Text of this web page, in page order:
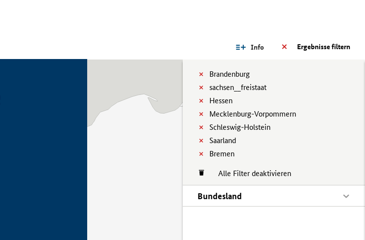
Ergebnisse filtern
Info
Brandenburg
sachsen__freistaat
Hessen
Mecklenburg-Vorpommern
Schleswig-Holstein
Saarland
Bremen
Alle Filter deaktivieren
Bundesland